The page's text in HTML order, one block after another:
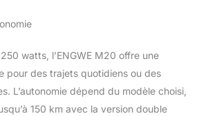
minimum. Avec ses
pouces, il surmonte
facilement les terrains
extrêmes. 【Écran LCD
watts, l’ENGWE M20 offre une
pour des trajets quotidiens ou des
L’autonomie dépend du modèle choisi,
150 km avec la version double